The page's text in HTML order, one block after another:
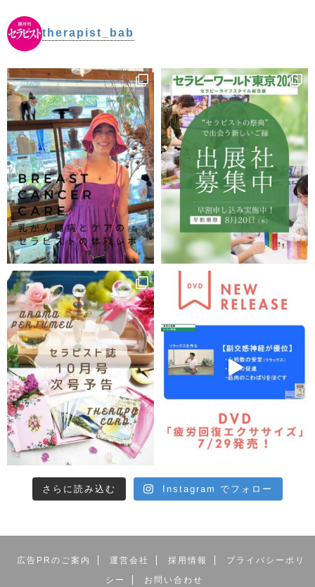
therapist_bab
さらに読み込む Instagram でフォロー
広告PRのご案内 運営会社 採用情報
プライバシーポリ
シー
お問い合わせ